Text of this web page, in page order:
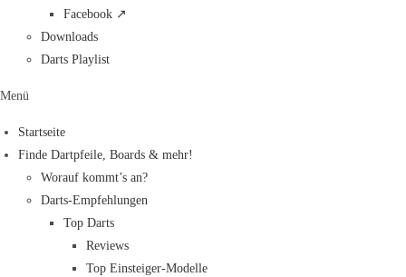
Facebook ↗
Downloads
Darts Playlist
Menü
Startseite
Finde Dartpfeile, Boards & mehr!
Worauf kommt’s an?
Darts-Empfehlungen
Top Darts
Reviews
Top Einsteiger-Modelle